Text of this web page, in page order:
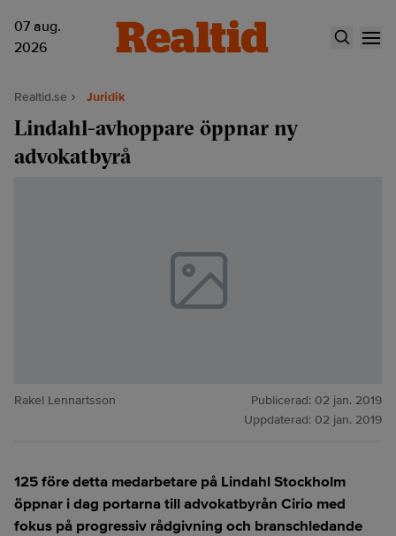
07 aug.
2026
Realtid.se Juridik
Lindahl-avhoppare öppnar ny
advokatbyrå
Rakel Lennartsson Publicerad: 02 jan. 2019
Uppdaterad: 02 jan. 2019
125 före detta medarbetare på Lindahl Stockholm
öppnar i dag portarna till advokatbyrån Cirio med
fokus på progressiv rådgivning och branschledande